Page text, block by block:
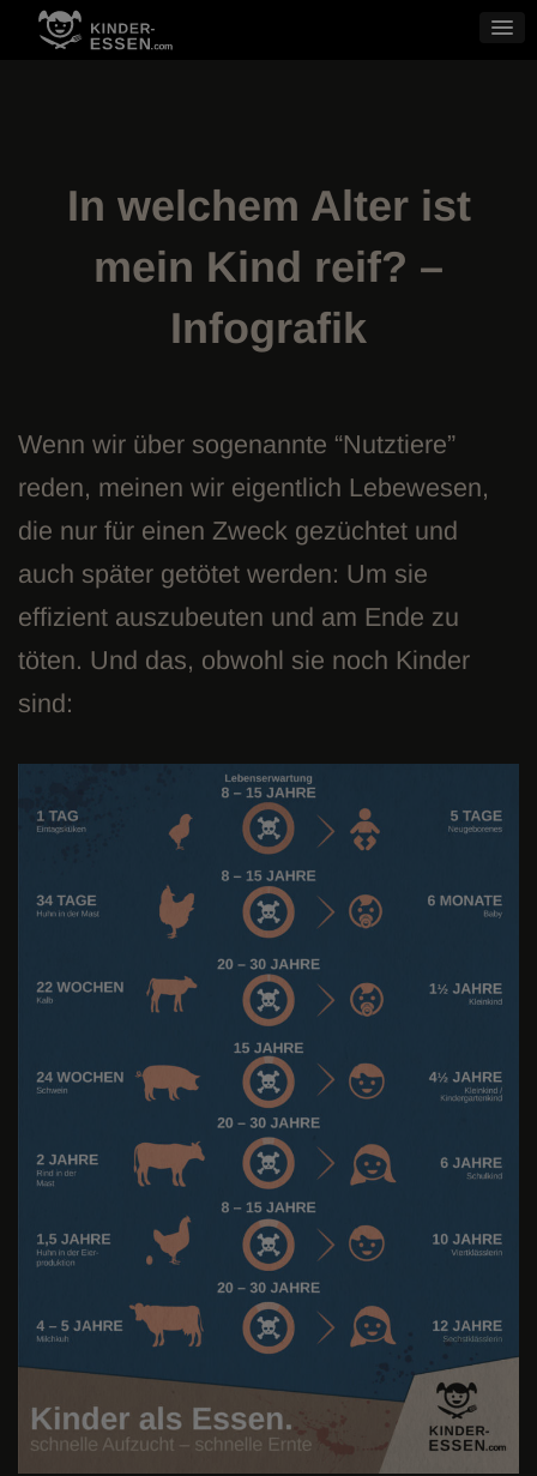
Skip
In welchem Alter ist
mein Kind reif? –
Infografik
Wenn wir über sogenannte “Nutztiere”
reden, meinen wir eigentlich Lebewesen,
die nur für einen Zweck gezüchtet und
auch später getötet werden: Um sie
effizient auszubeuten und am Ende zu
töten. Und das, obwohl sie noch Kinder
sind: